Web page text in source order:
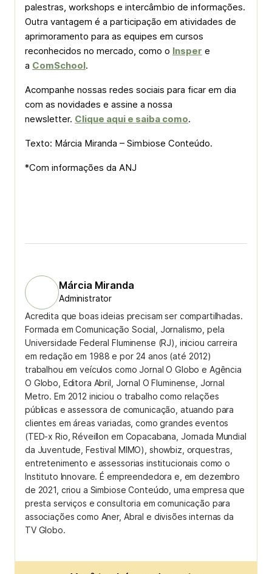
palestras, workshops e intercâmbio de informações.
Outra vantagem é a participação em atividades de
aprimoramento para as equipes em cursos
reconhecidos no mercado, como o Insper e
a ComSchool.
Acompanhe nossas redes sociais para ficar em dia
com as novidades e assine a nossa
newsletter. Clique aqui e saiba como.
Texto: Márcia Miranda – Simbiose Conteúdo.
*Com informações da ANJ
Márcia Miranda
Administrator
Acredita que boas ideias precisam ser compartilhadas.
Formada em Comunicação Social, Jornalismo, pela
Universidade Federal Fluminense (RJ), iniciou carreira
em redação em 1988 e por 24 anos (até 2012)
trabalhou em veículos como Jornal O Globo e Agência
O Globo, Editora Abril, Jornal O Fluminense, Jornal
Metro. Em 2012 iniciou o trabalho como relações
públicas e assessora de comunicação, atuando para
clientes em áreas variadas, como grandes eventos
(TED-x Rio, Réveillon em Copacabana, Jornada Mundial
da Juventude, Festival MIMO), showbiz, orquestras,
entretenimento e assessorias institucionais como o
Instituto Innovare. É empreendedora e, em dezembro
de 2021, criou a Simbiose Conteúdo, uma empresa que
presta serviços e consultoria em comunicação para
associações como Aner, Abral e divisões internas da
TV Globo.